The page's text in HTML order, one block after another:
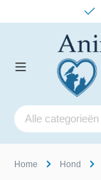
Gratis
Home Hond